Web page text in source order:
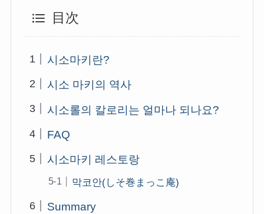
目次
시소마키란?
시소 마키의 역사
시소롤의 칼로리는 얼마나 되나요?
FAQ
시소마키 레스토랑
막코안(しそ巻まっこ庵)
Summary